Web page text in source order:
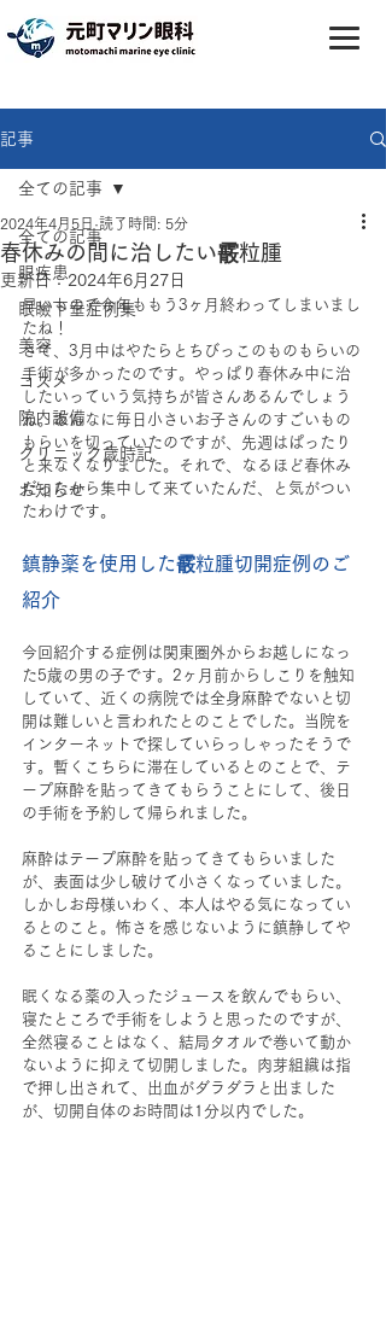
記事
全ての記事
眼疾患
眼瞼下垂症例集
美容
コスメ
院内設備
クリニック歳時記
お知らせ
全ての記事
春休みの間に治したい霰粒腫
2024年4月5日 読了時間: 5分
更新日：2024年6月27日
早いもので今年ももう3ヶ月終わってしまいまし
たね！
さて、3月中はやたらとちびっこのものもらいの
手術が多かったのです。やっぱり春休み中に治
したいっていう気持ちが皆さんあるんでしょう
ね。あんなに毎日小さいお子さんのすごいもの
もらいを切っていたのですが、先週はぱったり
と来なくなりました。それで、なるほど春休み
だったから集中して来ていたんだ、と気がつい
たわけです。
鎮静薬を使用した霰粒腫切開症例のご
紹介
今回紹介する症例は関東圏外からお越しになっ
た5歳の男の子です。2ヶ月前からしこりを触知
していて、近くの病院では全身麻酔でないと切
開は難しいと言われたとのことでした。当院を
インターネットで探していらっしゃったそうで
す。暫くこちらに滞在しているとのことで、テ
ープ麻酔を貼ってきてもらうことにして、後日
の手術を予約して帰られました。
麻酔はテープ麻酔を貼ってきてもらいました
が、表面は少し破けて小さくなっていました。
しかしお母様いわく、本人はやる気になってい
るとのこと。怖さを感じないように鎮静してや
ることにしました。
眠くなる薬の入ったジュースを飲んでもらい、
寝たところで手術をしようと思ったのですが、
全然寝ることはなく、結局タオルで巻いて動か
ないように抑えて切開しました。肉芽組織は指
で押し出されて、出血がダラダラと出ました
が、切開自体のお時間は1分以内でした。